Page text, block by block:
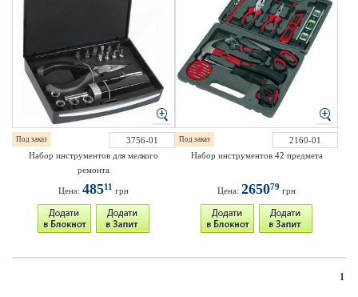
Под заказ
3756-01
Набор инструментов для мелкого
ремонта
Цена: 48511 грн
Под заказ
2160-01
Набор инструментов 42 предмета
Цена: 265079 грн
1